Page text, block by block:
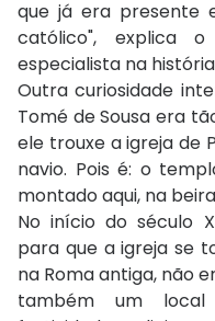
que já era presente
católico", explica o
especialista na
Outra curiosidade
Tomé de Sousa era
ele trouxe a igreja de
navio. Pois é: o
montado aqui, na
No início do século
para que a igreja se
na Roma antiga, não
também um